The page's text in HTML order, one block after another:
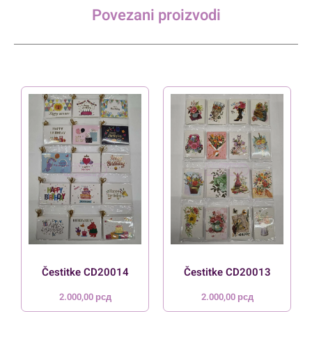
Povezani proizvodi
Čestitke CD20014
2.000,00 рсд
Čestitke CD20013
2.000,00 рсд